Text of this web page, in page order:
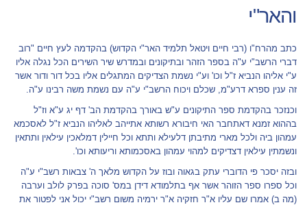
והאר"י
כתב מהרח"ו (רבי חיים ויטאל תלמיד האר"י הקדוש) בהקדמה לעץ חיים "רוב
דברי הרשב"י ע"ה בספר הזהר ובתיקונים ובמדרש שיר השירים הכל נגלה אליו
ע"י אליהו הנביא ז"ל וכו' וע"י נשמת הצדיקים המתגלים אליו בכל דור ודור אשר
זה ענין ספרא דרע"מ, שכלם ויכוח הרשב"י ע"ה עם נשמת משה רבינו ע"ה.
וכנזכר בהקדמת ספר התיקונים ע"ש באורך בהקדמת הב' דף יג ע"א וז"ל
בההוא זמנא דאתחבר האי חיבורא רשותא אתייהב לאליהו הנביא ז"ל לאסכמא
עמהון ביה ולכל מארי מתיבתן דלעילא ותתא וכל חיילין דמלאכין עילאין ותתאין
ונשמתין עילאין דצדיקים למהוי עמהון באסכמותא וריעותא וכו'.
ובזה יסכר פי הדוברי עתק בגאוה ובוז על הקדוש מלאך ה' צבאות רשב"י ע"ה
וכל ספרו ספר הזוהר אשר אף בתלמודא דידן במס' סוכה בפרק לולב וערבה
(מה ב) אמרו שם עליו א"ר חזקיה א"ר ירמיה משום רשב"י יכול אני לפטור את